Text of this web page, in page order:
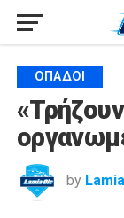
ΟΠΑΔΟΊ
by